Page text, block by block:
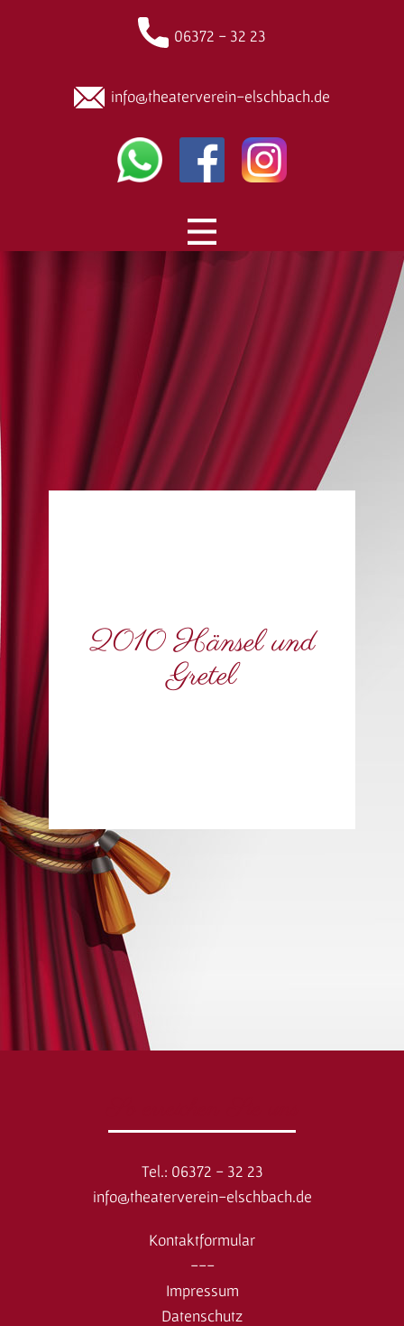
06372 - 32 23
info@theaterverein-elschbach.de
2010 Hänsel und
Gretel
Tel.: 06372 - 32 23
info@theaterverein-elschbach.de
Kontaktformular
---
Impressum
Datenschutz